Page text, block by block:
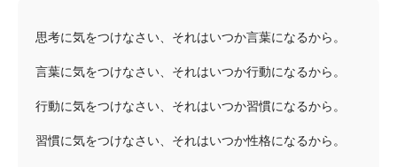
思考に気をつけなさい、それはいつか言葉になるから。
言葉に気をつけなさい、それはいつか行動になるから。
行動に気をつけなさい、それはいつか習慣になるから。
習慣に気をつけなさい、それはいつか性格になるから。